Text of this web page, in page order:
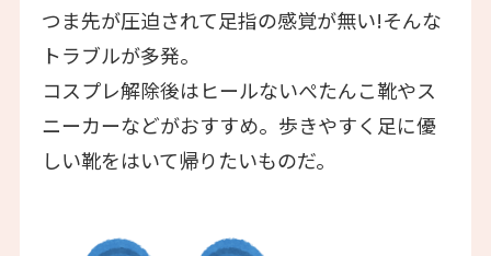
つま先が圧迫されて足指の感覚が無い!そんな
トラブルが多発。
コスプレ解除後はヒールないぺたんこ靴やス
ニーカーなどがおすすめ。歩きやすく足に優
しい靴をはいて帰りたいものだ。